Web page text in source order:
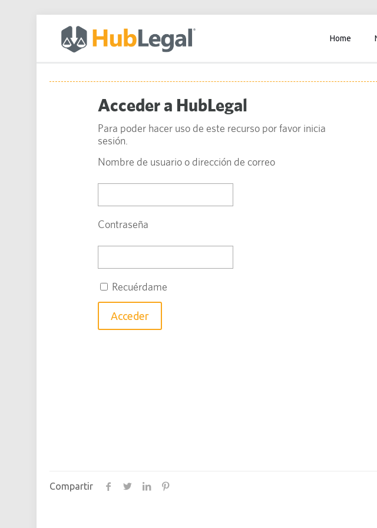
Home
Acceder a HubLegal
Para poder hacer uso de este recurso por favor inicia
sesión.
Nombre de usuario o dirección de correo
Contraseña
Recuérdame
Compartir